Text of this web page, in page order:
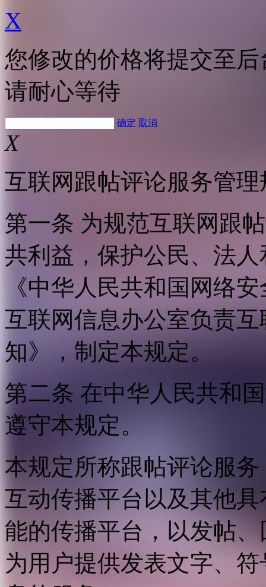
X
您修改的价格将提交至
请耐心等待
确定 取消
X
互联网跟帖评论服务管理
第一条 为规范互联网跟
共利益，保护公民、法
《中华人民共和国网络
互联网信息办公室负责
知》，制定本规定。
第二条 在中华人民共和
遵守本规定。
本规定所称跟帖评论服
互动传播平台以及其他
能的传播平台，以发帖
为用户提供发表文字、